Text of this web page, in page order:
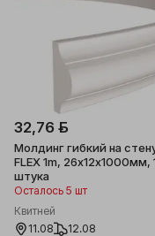
32,76 ƃ
Молдинг гибкий на
FLEX 1m, 26x12x1000мм,
штука
Осталось 5 шт
Квитней
11.08
12.08